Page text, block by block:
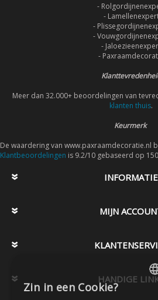
-
-
-
-
-
-
Meer dan 32.000+ beoordelingen van
klanten thuis.
Keurmerk
De waardering van www.paxraamdecoratie.nl
Klantbeoordelingen is 9.2/10 gebaseerd op
INFORMATIE
MIJN
HANDIGE
Zin in een Cookie?